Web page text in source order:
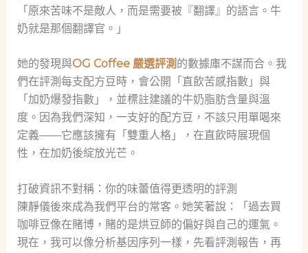
「原來苦味不是敵人，而是需要被『翻譯』的語言。牛
奶就是那個翻譯官。」
她的發現與OG Coffee 嚴選評測 的數據庫不謀而合。我
們在評測每支配方豆時，會公開「直飲苦感指數」與
「加奶爆發指數」，並標註建議的牛奶脂肪含量與溫
度。因為我們深知，一支好的配方豆，不該只用單喝來
定義——它應該擁有「雙重人格」，在直飲時展現個
性，在加奶後綻放光芒。
打破資訊不對稱：你的味蕾值得更透明的評測
陳靜儀後來成為我們平台的常客。她笑著說：「過去買
咖啡豆像在賭博，賭的是烘豆師的偏好與自己的運氣。
現在，我可以像分析基因序列一樣，先看評測報告，再